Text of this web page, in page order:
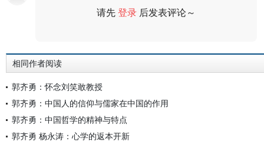
请先登录 后发表评论～
相同作者阅读
郭齐勇：怀念刘笑敢教授
郭齐勇：中国人的信仰与儒家在中国的作用
郭齐勇：中国哲学的精神与特点
郭齐勇 杨永涛：心学的返本开新